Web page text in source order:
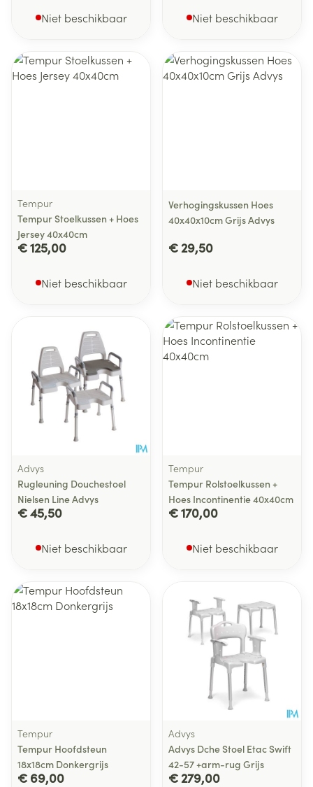
Niet beschikbaar Niet beschikbaar
Tempur
Tempur Stoelkussen + Hoes
Jersey 40x40cm
€ 125,00
Niet beschikbaar
Verhogingskussen Hoes
40x40x10cm Grijs Advys
€ 29,50
Niet beschikbaar
Advys
Rugleuning Douchestoel
Nielsen Line Advys
€ 45,50
Niet beschikbaar
Tempur
Tempur Rolstoelkussen +
Hoes Incontinentie 40x40cm
€ 170,00
Niet beschikbaar
Tempur
Tempur Hoofdsteun
18x18cm Donkergrijs
€ 69,00
Advys
Advys Dche Stoel Etac Swift
42-57 +arm-rug Grijs
€ 279,00